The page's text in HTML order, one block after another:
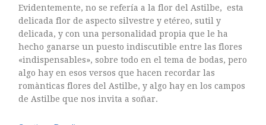
MARKETING
ramos de novia
Sin categoría
Evidentemente, no se refería a la flor del Astilbe, esta
delicada flor de aspecto silvestre y etéreo, sutil y
delicada, y con una personalidad propia que le ha
hecho ganarse un puesto indiscutible entre las flores
«indispensables», sobre todo en el tema de bodas, pero
algo hay en esos versos que hacen recordar las
romànticas flores del Astilbe, y algo hay en los campos
de Astilbe que nos invita a soñar.